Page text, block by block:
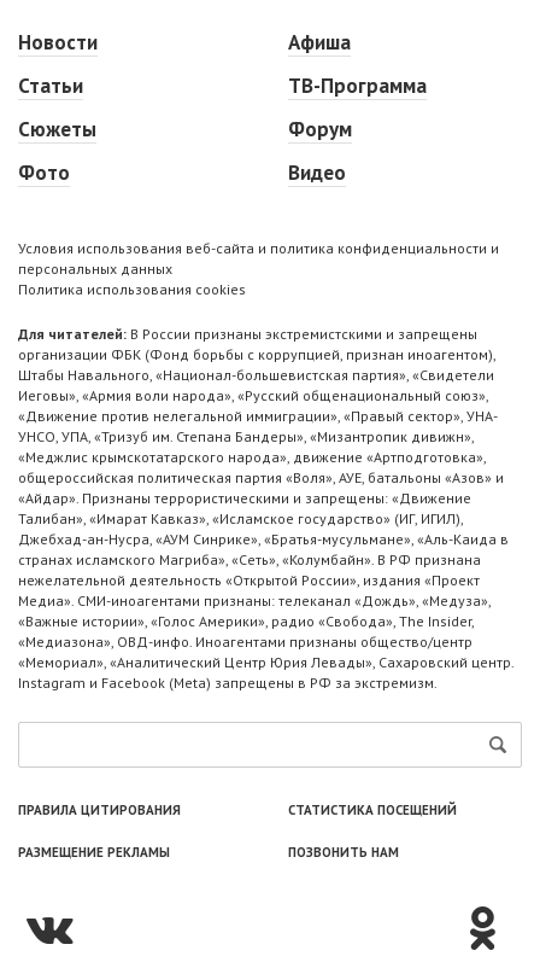
Новости
Статьи
Сюжеты
Фото
Афиша
ТВ-Программа
Форум
Видео
Условия использования веб-сайта и политика конфиденциальности и
персональных данных
Политика использования cookies
Для читателей: В России признаны экстремистскими и запрещены
организации ФБК (Фонд борьбы с коррупцией, признан иноагентом),
Штабы Навального, «Национал-большевистская партия», «Свидетели
Иеговы», «Армия воли народа», «Русский общенациональный союз»,
«Движение против нелегальной иммиграции», «Правый сектор», УНА-
УНСО, УПА, «Тризуб им. Степана Бандеры», «Мизантропик дивижн»,
«Меджлис крымскотатарского народа», движение «Артподготовка»,
общероссийская политическая партия «Воля», АУЕ, батальоны «Азов» и
«Айдар». Признаны террористическими и запрещены: «Движение
Талибан», «Имарат Кавказ», «Исламское государство» (ИГ, ИГИЛ),
Джебхад-ан-Нусра, «АУМ Синрике», «Братья-мусульмане», «Аль-Каида в
странах исламского Магриба», «Сеть», «Колумбайн». В РФ признана
нежелательной деятельность «Открытой России», издания «Проект
Медиа». СМИ-иноагентами признаны: телеканал «Дождь», «Медуза»,
«Важные истории», «Голос Америки», радио «Свобода», The Insider,
«Медиазона», ОВД-инфо. Иноагентами признаны общество/центр
«Мемориал», «Аналитический Центр Юрия Левады», Сахаровский центр.
Instagram и Facebook (Metа) запрещены в РФ за экстремизм.
ПРАВИЛА ЦИТИРОВАНИЯ СТАТИСТИКА ПОСЕЩЕНИЙ
РАЗМЕЩЕНИЕ РЕКЛАМЫ ПОЗВОНИТЬ НАМ